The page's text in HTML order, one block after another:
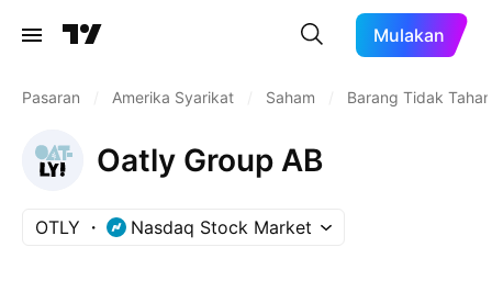
Mulakan
Pasaran Amerika Syarikat Saham Barang Tidak
Oatly Group AB
OTLY Nasdaq Stock Market